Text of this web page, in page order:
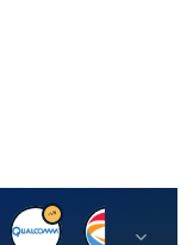
Q T